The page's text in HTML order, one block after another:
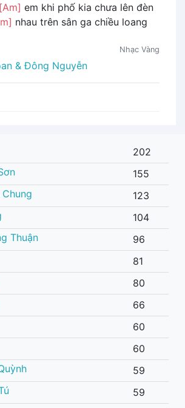
[Am] em khi phố kia chưa lên đèn
nhau trên sân ga chiều loang
Nhạc Vàng
& Đông Nguyễn
202
155
123
104
Thuận
96
81
80
66
60
60
59
59